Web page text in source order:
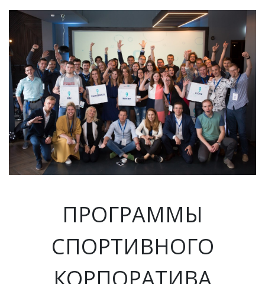
ПРОГРАММЫ
СПОРТИВНОГО